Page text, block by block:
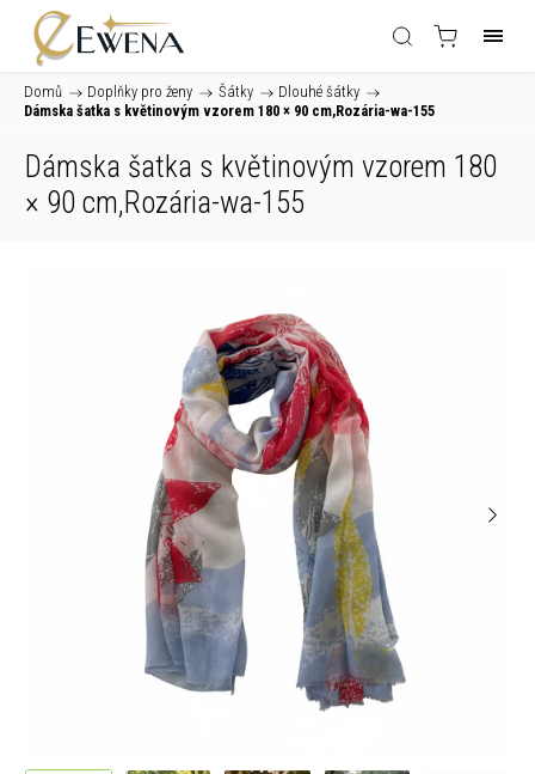
Domů / Doplňky pro ženy / Šátky / Dlouhé šátky /
Dámska šatka s květinovým vzorem 180 × 90 cm,Rozária-wa-155
Dámska šatka s květinovým vzorem 180
× 90 cm,Rozária-wa-155